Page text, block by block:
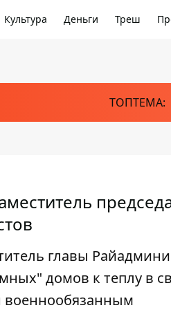
Культура Деньги Треш
ТОПТЕМА:
главы
домов к теплу в
военнообязанным